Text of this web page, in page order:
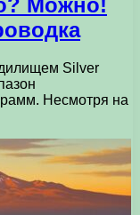
Silver
Несмотря на